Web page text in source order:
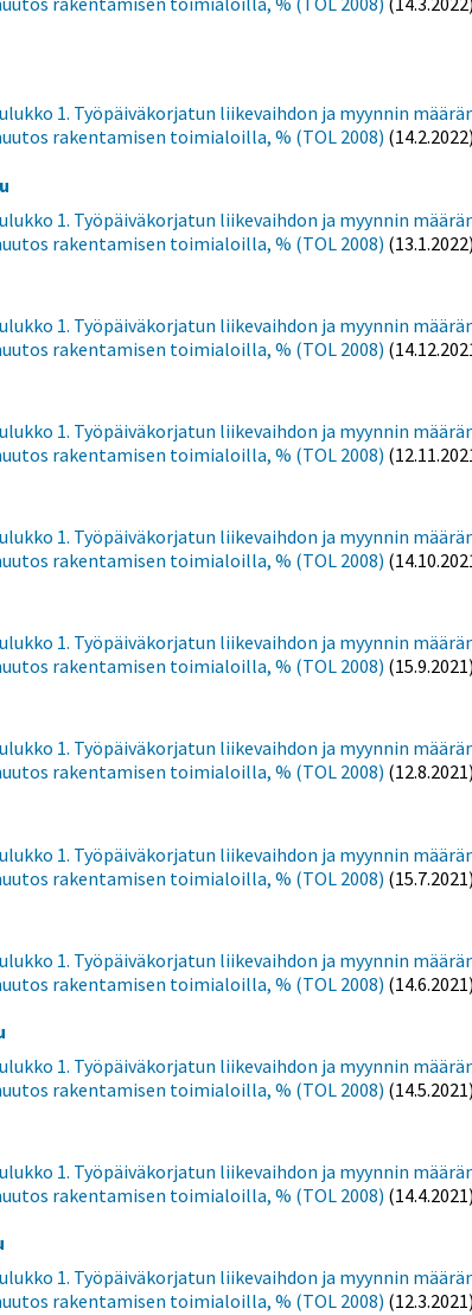
1. Työpäiväkorjatun liikevaihdon ja myynnin
rakentamisen toimialoilla, % (TOL 2008) (14.2.2022)
1. Työpäiväkorjatun liikevaihdon ja myynnin
rakentamisen toimialoilla, % (TOL 2008) (13.1.2022)
1. Työpäiväkorjatun liikevaihdon ja myynnin
rakentamisen toimialoilla, % (TOL 2008)
1. Työpäiväkorjatun liikevaihdon ja myynnin
rakentamisen toimialoilla, % (TOL 2008)
1. Työpäiväkorjatun liikevaihdon ja myynnin
rakentamisen toimialoilla, % (TOL 2008)
1. Työpäiväkorjatun liikevaihdon ja myynnin
rakentamisen toimialoilla, % (TOL 2008) (15.9.2021)
1. Työpäiväkorjatun liikevaihdon ja myynnin
rakentamisen toimialoilla, % (TOL 2008) (12.8.2021)
1. Työpäiväkorjatun liikevaihdon ja myynnin
rakentamisen toimialoilla, % (TOL 2008) (15.7.2021)
1. Työpäiväkorjatun liikevaihdon ja myynnin
rakentamisen toimialoilla, % (TOL 2008) (14.6.2021)
1. Työpäiväkorjatun liikevaihdon ja myynnin
rakentamisen toimialoilla, % (TOL 2008) (14.5.2021)
1. Työpäiväkorjatun liikevaihdon ja myynnin
rakentamisen toimialoilla, % (TOL 2008) (14.4.2021)
1. Työpäiväkorjatun liikevaihdon ja myynnin
rakentamisen toimialoilla, % (TOL 2008) (12.3.2021)